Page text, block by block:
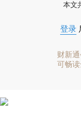
本文
登录
财新
可畅